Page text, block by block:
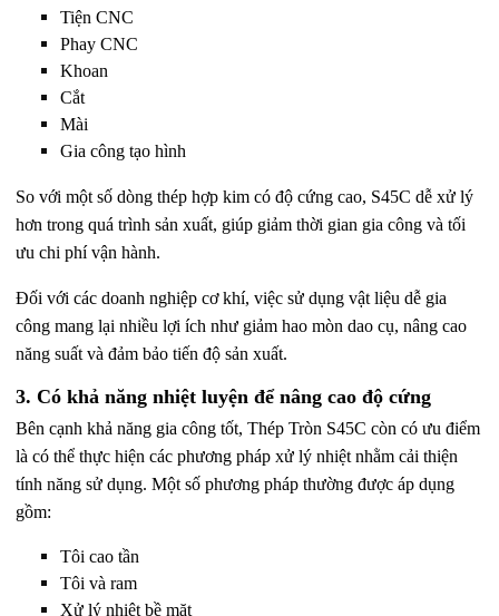
Tiện CNC
Phay CNC
Khoan
Cắt
Mài
Gia công tạo hình
So với một số dòng thép hợp kim có độ cứng cao, S45C dễ xử lý
hơn trong quá trình sản xuất, giúp giảm thời gian gia công và tối
ưu chi phí vận hành.
Đối với các doanh nghiệp cơ khí, việc sử dụng vật liệu dễ gia
công mang lại nhiều lợi ích như giảm hao mòn dao cụ, nâng cao
năng suất và đảm bảo tiến độ sản xuất.
3. Có khả năng nhiệt luyện để nâng cao độ cứng
Bên cạnh khả năng gia công tốt, Thép Tròn S45C còn có ưu điểm
là có thể thực hiện các phương pháp xử lý nhiệt nhằm cải thiện
tính năng sử dụng. Một số phương pháp thường được áp dụng
gồm:
Tôi cao tần
Tôi và ram
Xử lý nhiệt bề mặt